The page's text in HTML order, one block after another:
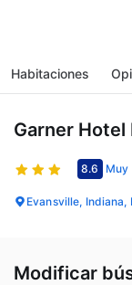
Habitaciones
Garner Hotel
8.6 Muy
Evansville,
Modificar